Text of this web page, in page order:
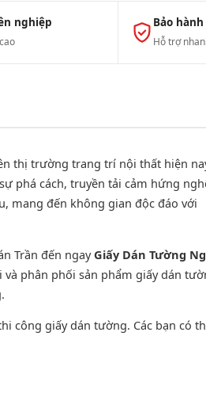
nghiệp Bảo
Hỗ trợ
thị trường trang trí nội thất hiện
phá cách, truyền tải cảm hứng
mang đến không gian độc đáo với
Trần đến ngayGiấy Dán Tường
phân phối sản phẩm giấy dán
công giấy dán tường. Các bạn có